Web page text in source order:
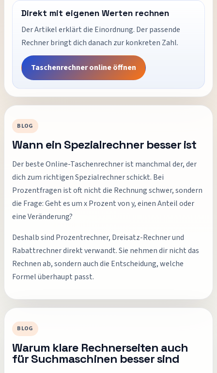
Direkt mit eigenen Werten rechnen
Der Artikel erklärt die Einordnung. Der passende
Rechner bringt dich danach zur konkreten Zahl.
Taschenrechner online öffnen
BLOG
Wann ein Spezialrechner besser ist
Der beste Online-Taschenrechner ist manchmal der, der
dich zum richtigen Spezialrechner schickt. Bei
Prozentfragen ist oft nicht die Rechnung schwer, sondern
die Frage: Geht es um x Prozent von y, einen Anteil oder
eine Veränderung?
Deshalb sind Prozentrechner, Dreisatz-Rechner und
Rabattrechner direkt verwandt. Sie nehmen dir nicht das
Rechnen ab, sondern auch die Entscheidung, welche
Formel überhaupt passt.
BLOG
Warum klare Rechnerseiten auch
für Suchmaschinen besser sind